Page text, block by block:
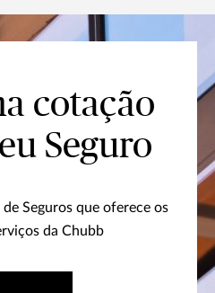
cotação
Seguro
Seguros que oferece os
da Chubb